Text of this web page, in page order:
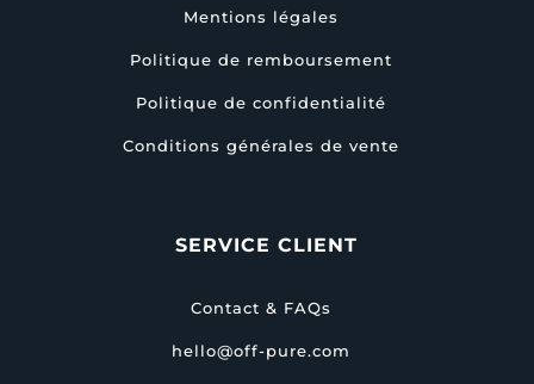
Mentions légales
Politique de remboursement
Politique de confidentialité
Conditions générales de vente
SERVICE CLIENT
Contact & FAQs
hello@off-pure.com